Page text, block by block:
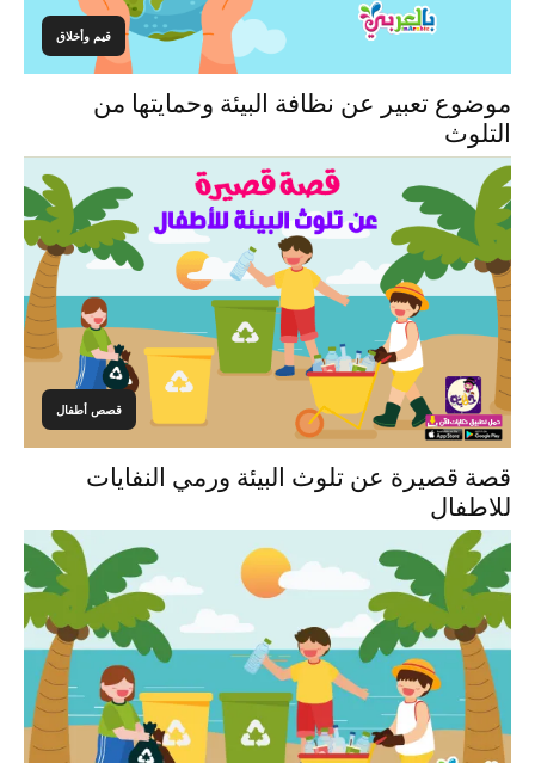
قيم وأخلاق
موضوع تعبير عن نظافة البيئة وحمايتها من
التلوث
قصص أطفال
قصة قصيرة عن تلوث البيئة ورمي النفايات
للاطفال